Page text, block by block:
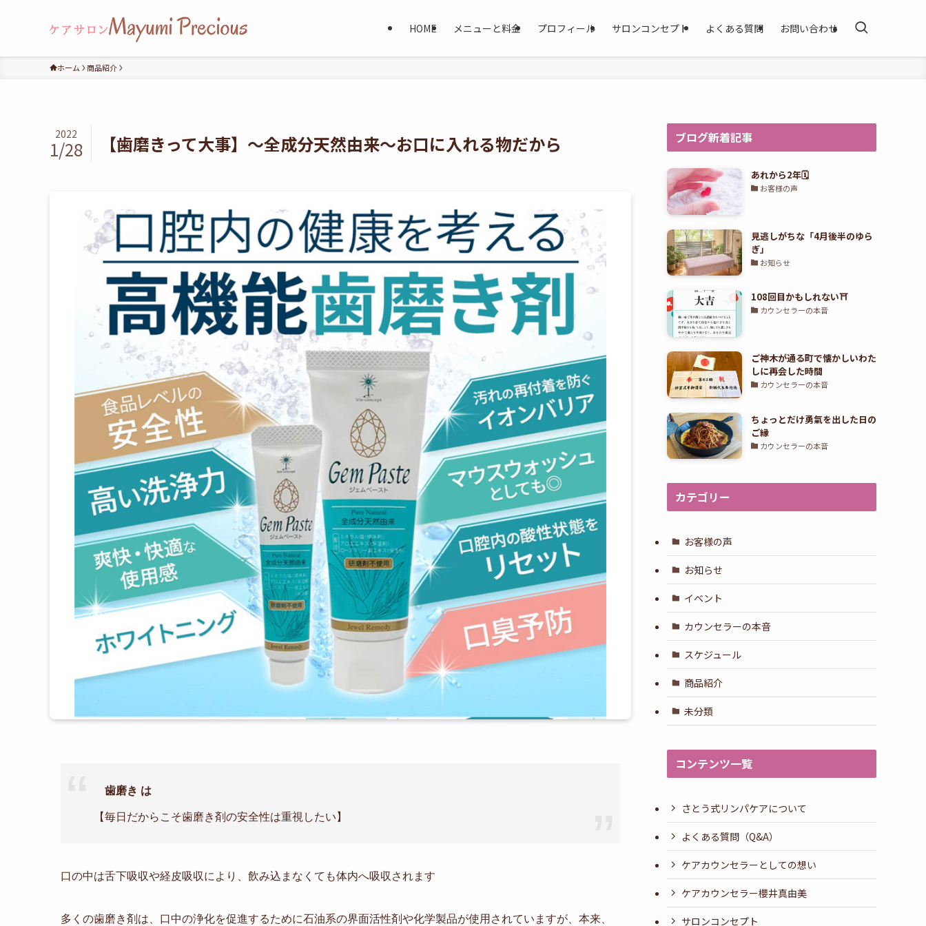
HOME メニューと料金 プロフィール サロンコンセプト よくある質問 お問い合わせ
ホーム 商品紹介
【歯磨きって大事】〜全成分天然由来〜お口に入れる物だから
2022
1/28
歯磨き は
【毎日だからこそ歯磨き剤の安全性は重視したい】
口の中は舌下吸収や経皮吸収により、飲み込まなくても体内へ吸収されます
多くの歯磨き剤は、口中の浄化を促進するために石油系の界面活性剤や化学製品が使用されていますが、本来、
ブログ新着記事
あれから2年🗓️
お客様の声
見逃しがちな「4月後半のゆら
ぎ」
お知らせ
108回目かもしれない⛩️
カウンセラーの本音
ご神木が通る町で懐かしいわた
しに再会した時間
カウンセラーの本音
ちょっとだけ勇氣を出した日の
ご縁
カウンセラーの本音
カテゴリー
お客様の声
お知らせ
イベント
カウンセラーの本音
スケジュール
商品紹介
未分類
コンテンツ一覧
さとう式リンパケアについて
よくある質問（Q&A）
ケアカウンセラーとしての想い
ケアカウンセラー櫻井真由美
サロンコンセプト